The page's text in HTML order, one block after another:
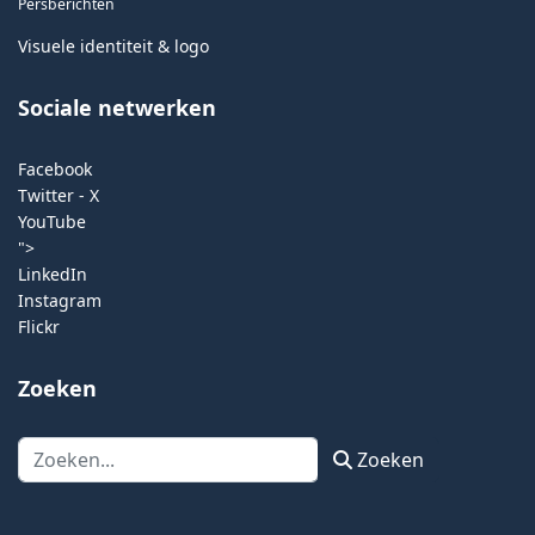
Persberichten
Visuele identiteit & logo
Sociale netwerken
Facebook
Twitter - X
YouTube
">
LinkedIn
Instagram
Flickr
Zoeken
Zoeken Zoeken